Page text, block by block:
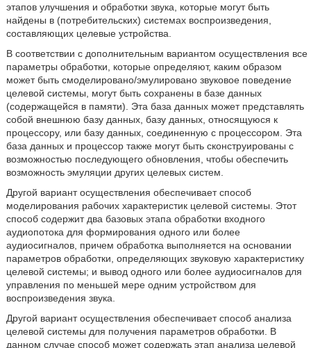
этапов улучшения и обработки звука, которые могут быть
найдены в (потребительских) системах воспроизведения,
составляющих целевые устройства.
В соответствии с дополнительным вариантом осуществления все
параметры обработки, которые определяют, каким образом
может быть смоделировано/эмулировано звуковое поведение
целевой системы, могут быть сохранены в базе данных
(содержащейся в памяти). Эта база данных может представлять
собой внешнюю базу данных, базу данных, относящуюся к
процессору, или базу данных, соединенную с процессором. Эта
база данных и процессор также могут быть сконструированы с
возможностью последующего обновления, чтобы обеспечить
возможность эмуляции других целевых систем.
Другой вариант осуществления обеспечивает способ
моделирования рабочих характеристик целевой системы. Этот
способ содержит два базовых этапа обработки входного
аудиопотока для формирования одного или более
аудиосигналов, причем обработка выполняется на основании
параметров обработки, определяющих звуковую характеристику
целевой системы; и вывод одного или более аудиосигналов для
управления по меньшей мере одним устройством для
воспроизведения звука.
Другой вариант осуществления обеспечивает способ анализа
целевой системы для получения параметров обработки. В
данном случае способ может содержать этап анализа целевой